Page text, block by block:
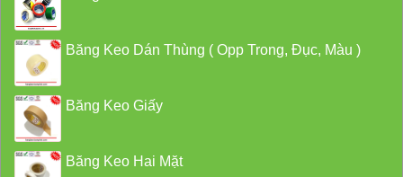
Băng Keo Dán Thùng ( Opp Trong, Đục, Màu )
Băng Keo Giấy
Băng Keo Hai Mặt